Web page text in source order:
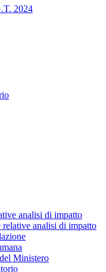
2024
analisi di impatto
analisi di impatto
Ministero